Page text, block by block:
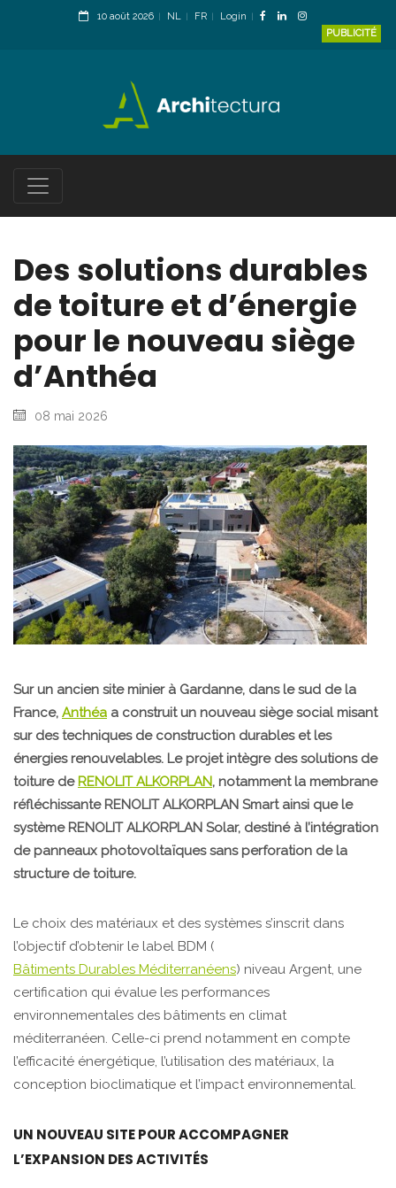
10 août 2026 NL FR
Login
PUBLICITÉ
Des solutions durables
de toiture et d’énergie
pour le nouveau siège
d’Anthéa
08 mai 2026
Sur un ancien site minier à Gardanne, dans le sud de la
France, Anthéa a construit un nouveau siège social misant
sur des techniques de construction durables et les
énergies renouvelables. Le projet intègre des solutions de
toiture de RENOLIT ALKORPLAN, notamment la membrane
réfléchissante RENOLIT ALKORPLAN Smart ainsi que le
système RENOLIT ALKORPLAN Solar, destiné à l’intégration
de panneaux photovoltaïques sans perforation de la
structure de toiture.
Le choix des matériaux et des systèmes s’inscrit dans
l’objectif d’obtenir le label BDM (
Bâtiments Durables Méditerranéens) niveau Argent, une
certification qui évalue les performances
environnementales des bâtiments en climat
méditerranéen. Celle-ci prend notamment en compte
l’efficacité énergétique, l’utilisation des matériaux, la
conception bioclimatique et l’impact environnemental.
UN NOUVEAU SITE POUR ACCOMPAGNER
L’EXPANSION DES ACTIVITÉS